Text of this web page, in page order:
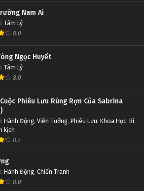
Nam Ai
: Tâm Lý
8.0
Ngọc Huyết
: Tâm Lý
8.0
Phiêu Lưu Rùng Rợn Của Sabrina
: Hành Động, Viễn Tưởng, Phiêu Lưu, Khoa Học, Bí
kịch
8.7
: Hành Động, Chiến Tranh
8.0